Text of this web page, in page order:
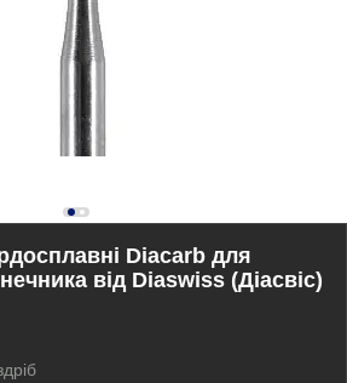
Diacarb для
від Diaswiss (Діасвіс)